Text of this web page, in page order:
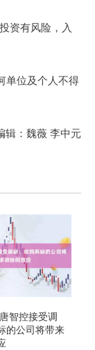
资有风险，入
位及个人不得
辑：魏薇 李中元
智控接受调
的公司将带来